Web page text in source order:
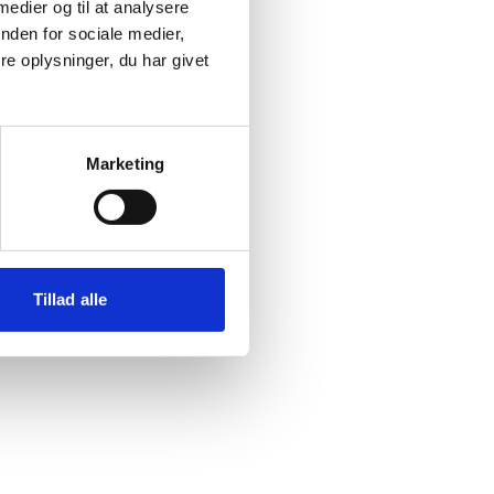
og til at analysere
for sociale medier,
oplysninger, du har givet
Marketing
Tillad alle